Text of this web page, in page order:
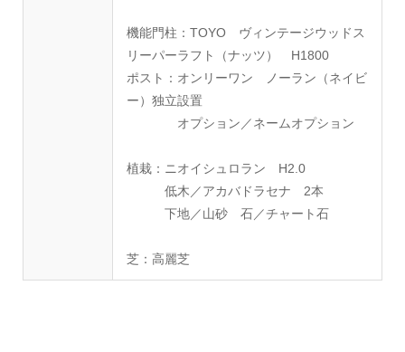
機能門柱：TOYO ヴィンテージウッドス
リーパーラフト（ナッツ） H1800
ポスト：オンリーワン ノーラン（ネイビ
ー）独立設置
オプション／ネームオプション
植栽：ニオイシュロラン H2.0
低木／アカバドラセナ 2本
下地／山砂 石／チャート石
芝：高麗芝